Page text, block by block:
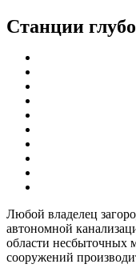
Станции
Любой владелец
автономной
области несбыточных
сооружений